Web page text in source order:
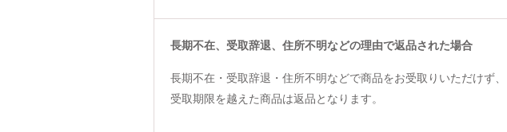
長期不在、受取辞退、住所不明などの理由で返品された場合
長期不在・受取辞退・住所不明などで商品をお受取りいただけず、
受取期限を越えた商品は返品となります。